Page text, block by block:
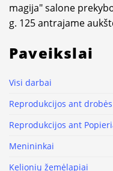
magija" salone
g. 125 antrajame
Paveikslai
Visi darbai
Reprodukcijos ant drobės
Reprodukcijos ant
Menininkai
Kelionių žemėlapiai